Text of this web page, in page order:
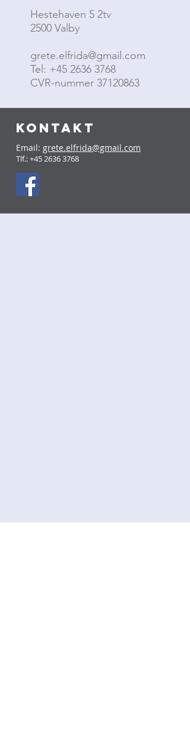
Hestehaven 5 2tv
2500 Valby
grete.elfrida@gmail.com
Tel: +45 2636 3768
CVR-nummer 37120863
KONTAKT
Email: grete.elfrida@gmail.com
Tlf.:+45 2636 3768